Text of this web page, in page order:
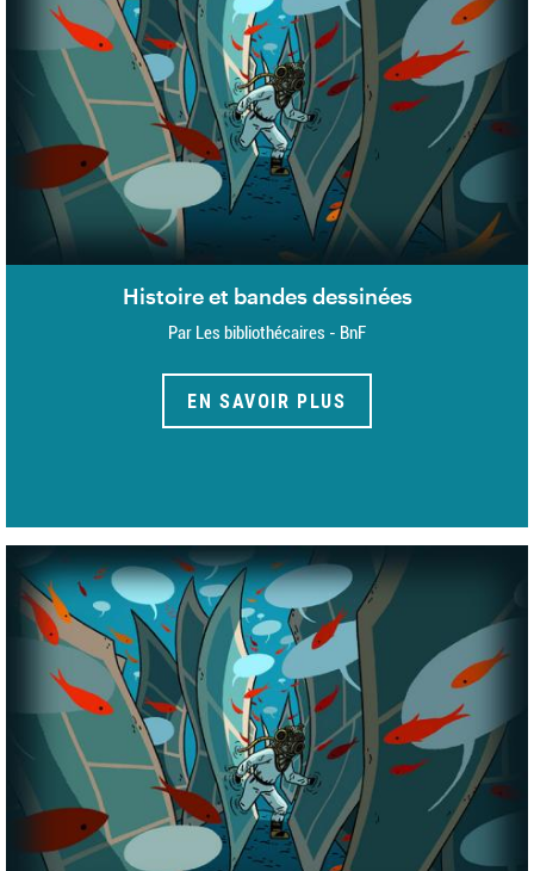
Histoire et bandes dessinées
Par Les bibliothécaires - BnF
EN SAVOIR PLUS